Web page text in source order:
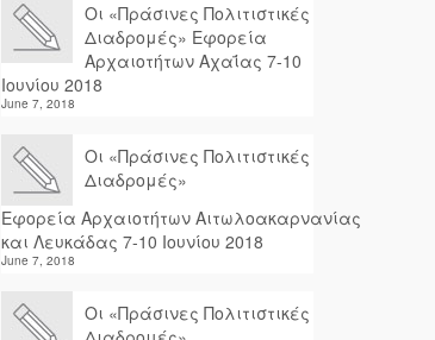
Οι «Πράσινες Πολιτιστικές
Διαδρομές» Εφορεία
Αρχαιοτήτων Αχαΐας 7-10
Ιουνίου 2018
June 7, 2018
Οι «Πράσινες Πολιτιστικές
Διαδρομές»
Εφορεία Αρχαιοτήτων Αιτωλοακαρνανίας
και Λευκάδας 7-10 Ιουνίου 2018
June 7, 2018
Οι «Πράσινες Πολιτιστικές